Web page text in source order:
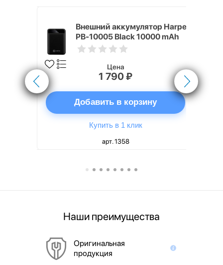
Внешний аккумулятор Harper
PB-10005 Black 10000 mAh
Цена
1 790 ₽
Добавить в корзину
Купить в 1 клик
арт. 1358
Наши преимущества
Оригинальная
продукция